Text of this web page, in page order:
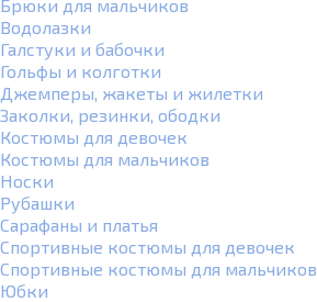
Брюки для мальчиков
Водолазки
Галстуки и бабочки
Гольфы и колготки
Джемперы, жакеты и жилетки
Заколки, резинки, ободки
Костюмы для девочек
Костюмы для мальчиков
Носки
Рубашки
Сарафаны и платья
Спортивные костюмы для девочек
Спортивные костюмы для мальчиков
Юбки